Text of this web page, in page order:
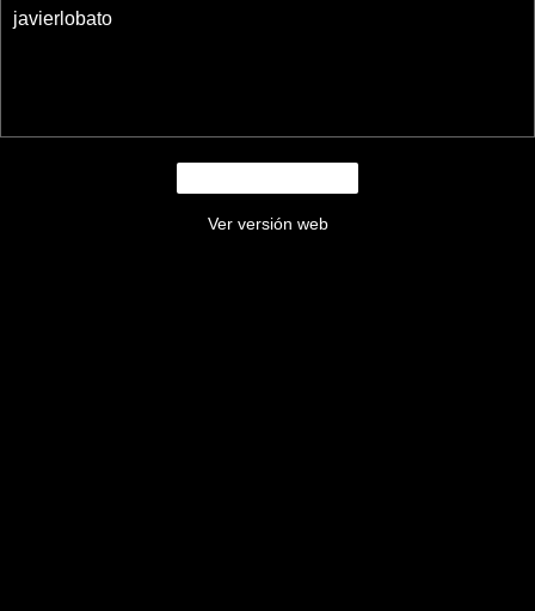
javierlobato
Ver versión web